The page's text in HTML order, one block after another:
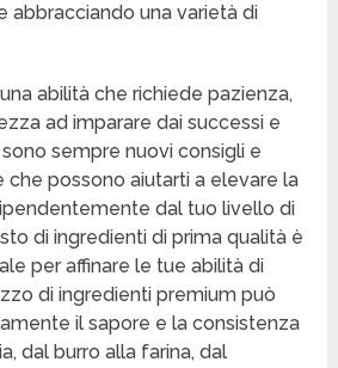
abbracciando una varietà di
abilità che richiede pazienza,
ad imparare dai successi e
sempre nuovi consigli e
che possono aiutarti a elevare la
dal tuo livello di
di ingredienti di prima qualità è
per affinare le tue abilità di
di ingredienti premium può
il sapore e la consistenza
dal burro alla farina, dal